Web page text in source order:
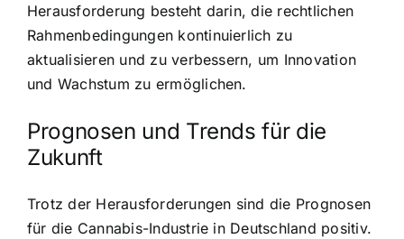
Herausforderung besteht darin, die rechtlichen
Rahmenbedingungen kontinuierlich zu
aktualisieren und zu verbessern, um Innovation
und Wachstum zu ermöglichen.
Prognosen und Trends für die
Zukunft
Trotz der Herausforderungen sind die Prognosen
für die Cannabis-Industrie in Deutschland positiv.